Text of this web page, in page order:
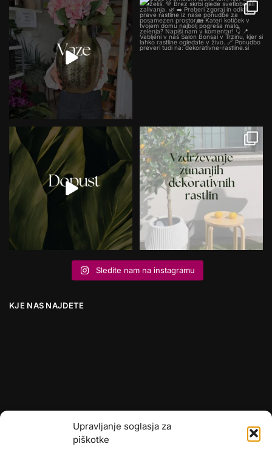
Upravljanje soglasja za
piškotke
Sledite nam na instagramu
KJE NAS NAJDETE